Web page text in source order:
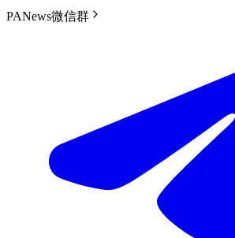
PANews微信群